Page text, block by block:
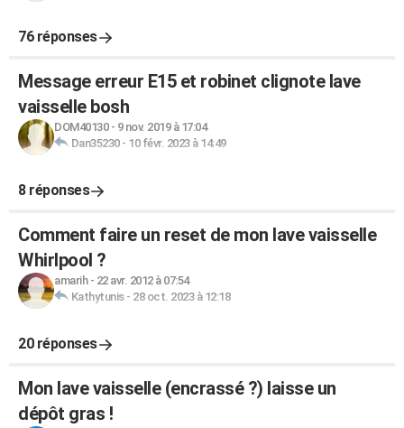
76 réponses
Message erreur E15 et robinet clignote lave
vaisselle bosh
DOM40130- 9 nov. 2019 à 17:04
Dan35230- 10 févr. 2023 à 14:49
8 réponses
Comment faire un reset de mon lave vaisselle
Whirlpool ?
amarih- 22 avr. 2012 à 07:54
Kathytunis- 28 oct. 2023 à 12:18
20 réponses
Mon lave vaisselle (encrassé ?) laisse un
dépôt gras !